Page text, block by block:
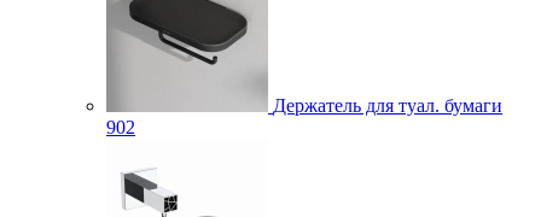
Держатель для туал. бумаги
902